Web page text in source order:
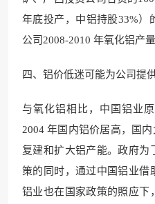
年底投产，中铝持股33%）
公司2008-2010 年氧化铝产
四、铝价低迷可能为公司提
与氧化铝相比，中国铝业
2004 年国内铝价居高，国
复建和扩大铝产能。政府为
策的同时，通过中国铝业借
铝业也在国家政策的照应下